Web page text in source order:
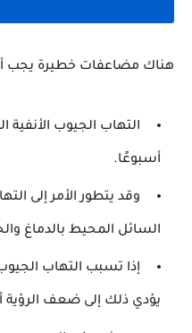
هناك مضاعفات خطيرة يجب
أسبوعًا.
وقد يتطور الأمر إلى
السائل المحيط بالدماغ
إذا تسبب التهاب
يؤدي ذلك إلى ضعف الرؤية